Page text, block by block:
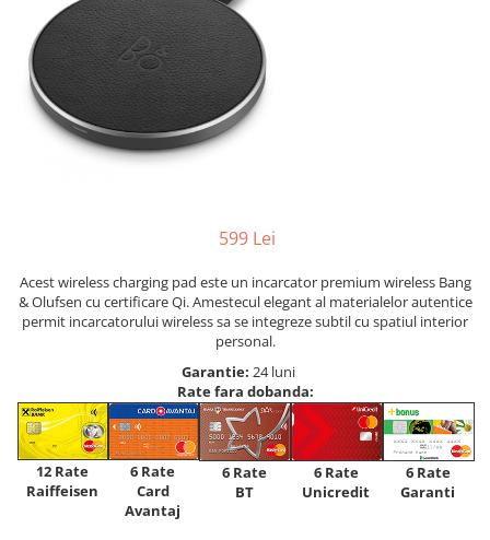
599 Lei
Acest wireless charging pad este un incarcator premium wireless Bang
& Olufsen cu certificare Qi. Amestecul elegant al materialelor autentice
permit incarcatorului wireless sa se integreze subtil cu spatiul interior
personal.
Garantie: 24 luni
Rate fara dobanda:
12 Rate
Raiffeisen
6 Rate
Card
Avantaj
6 Rate
BT
6 Rate
Unicredit
6 Rate
Garanti